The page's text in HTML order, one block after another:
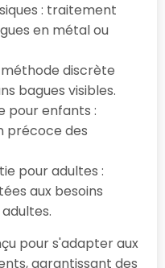
: traitement
en métal ou
discrète
bagues visibles.
pour enfants :
précoce des
pour adultes :
aux besoins
pour s'adapter aux
garantissant des